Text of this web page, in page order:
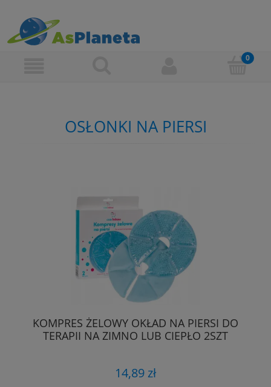
OSŁONKI NA PIERSI
KOMPRES ŻELOWY OKŁAD NA PIERSI DO
TERAPII NA ZIMNO LUB CIEPŁO 2SZT
14,89 zł